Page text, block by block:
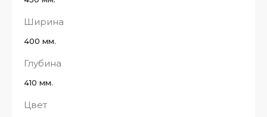
Ширина
400 мм.
Глубина
410 мм.
Цвет